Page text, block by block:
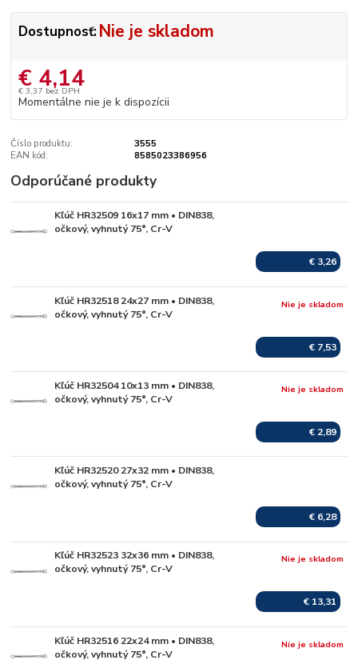
Dostupnosť:Nie je skladom
€ 4,14
€ 3,37 bez DPH
Momentálne nie je k dispozícii
Číslo produktu:
3555
EAN kód:
8585023386956
Odporúčané produkty
Kľúč HR32509 16x17 mm • DIN838,
očkový, vyhnutý 75°, Cr-V
€ 3,26
Kľúč HR32518 24x27 mm • DIN838,
očkový, vyhnutý 75°, Cr-V
€ 7,53
Nie je skladom
Kľúč HR32504 10x13 mm • DIN838,
očkový, vyhnutý 75°, Cr-V
€ 2,89
Nie je skladom
Kľúč HR32520 27x32 mm • DIN838,
očkový, vyhnutý 75°, Cr-V
€ 6,28
Kľúč HR32523 32x36 mm • DIN838,
očkový, vyhnutý 75°, Cr-V
€ 13,31
Nie je skladom
Kľúč HR32516 22x24 mm • DIN838,
očkový, vyhnutý 75°, Cr-V
Nie je skladom